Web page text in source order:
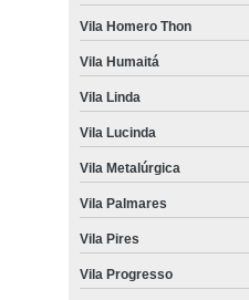
Vila Homero Thon
Vila Humaitá
Vila Linda
Vila Lucinda
Vila Metalúrgica
Vila Palmares
Vila Pires
Vila Progresso